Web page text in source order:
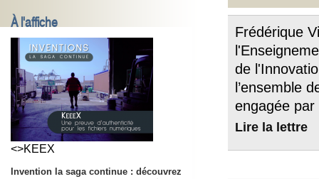
À l'affiche
<>KEEX
Invention la saga continue : découvrez
Frédérique
de
l’ensemble
engagée
Lire la lettre